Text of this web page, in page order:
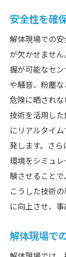
安全性を確
解体現場での
が欠かせませ
握が可能なセ
や騒音、粉塵
危険に晒され
技術を活用し
にリアルタイ
発します。さ
環境をシミュ
験させることで
こうした技術
に向上させ、事
解体現場で